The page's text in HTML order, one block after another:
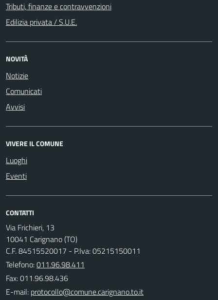
Tributi, finanze e contravvenzioni
Edilizia privata / S.U.E.
NOVITÀ
Notizie
Comunicati
Avvisi
VIVERE IL COMUNE
Luoghi
Eventi
CONTATTI
Via Frichieri, 13
10041 Carignano (TO)
C.F. 84515520017 - P.Iva: 05215150011
Telefono:011.96.98.411
Fax: 011.96.98.436
E-mail: